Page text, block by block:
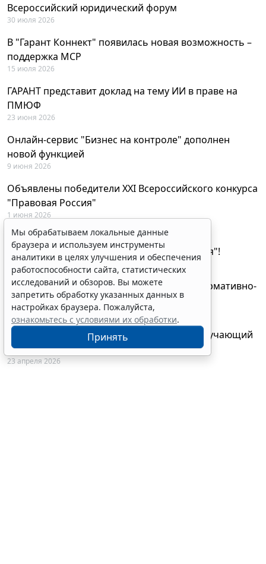
Всероссийский юридический форум
30 июля 2026
В "Гарант Коннект" появилась новая возможность –
поддержка MCP
15 июля 2026
ГАРАНТ представит доклад на тему ИИ в праве на
ПМЮФ
23 июня 2026
Онлайн-сервис "Бизнес на контроле" дополнен
новой функцией
9 июня 2026
Объявлены победители XXI Всероссийского конкурса
"Правовая Россия"
1 июня 2026
29 мая будут объявлены лауреаты XXI
Всероссийского конкурса "Правовая Россия"!
27 мая 2026
AI-ассистент Искра теперь анализирует нормативно-
техническую документацию
28 апреля 2026
"ГАРАНТ Электронный экспресс" провел обучающий
вебинар по работе с AI-ассистентом Искра
23 апреля 2026
Мы обрабатываем локальные данные
браузера и используем инструменты
аналитики в целях улучшения и обеспечения
работоспособности сайта, статистических
исследований и обзоров. Вы можете
запретить обработку указанных данных в
настройках браузера. Пожалуйста,
ознакомьтесь с условиями их обработки.
Принять